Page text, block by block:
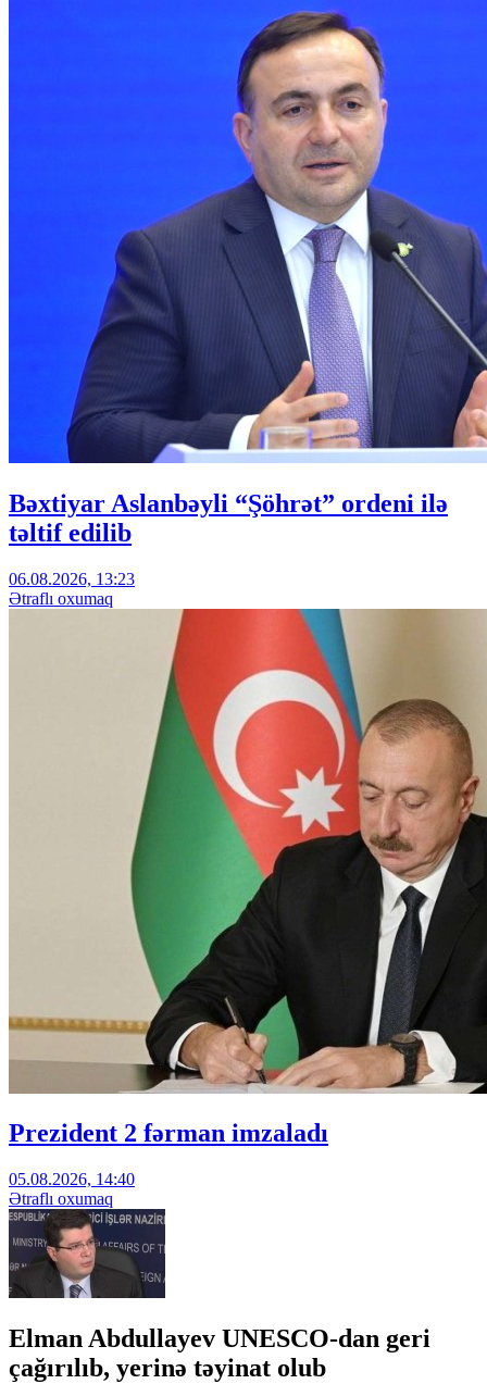
Bəxtiyar Aslanbəyli “Şöhrət” ordeni ilə
təltif edilib
06.08.2026, 13:23
Ətraflı oxumaq
Prezident 2 fərman imzaladı
05.08.2026, 14:40
Ətraflı oxumaq
Elman Abdullayev UNESCO-dan geri
çağırılıb, yerinə təyinat olub